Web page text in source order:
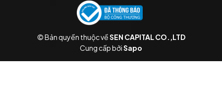
© Bản quyền thuộc vềSEN CAPITAL CO.,LTD
Cung cấp bởiSapo